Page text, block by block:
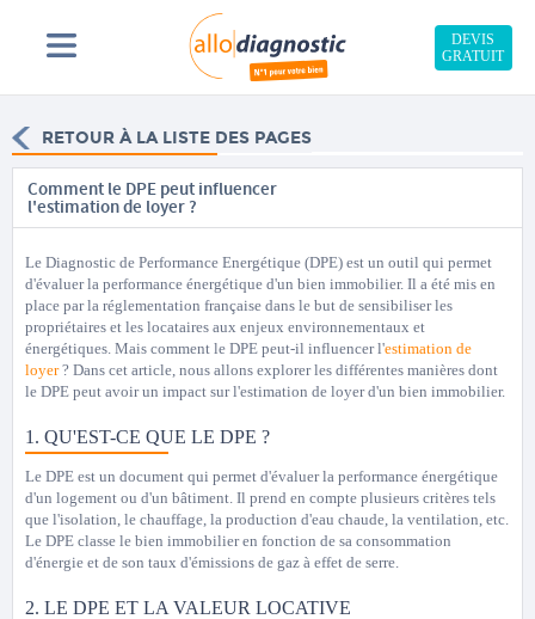
DEVIS
GRATUIT
RETOUR À LA LISTE DES PAGES
Comment le DPE peut influencer
l'estimation de loyer ?
Le Diagnostic de Performance Energétique (DPE) est un outil qui permet
d'évaluer la performance énergétique d'un bien immobilier. Il a été mis en
place par la réglementation française dans le but de sensibiliser les
propriétaires et les locataires aux enjeux environnementaux et
énergétiques. Mais comment le DPE peut-il influencer l'estimation de
loyer? Dans cet article, nous allons explorer les différentes manières dont
le DPE peut avoir un impact sur l'estimation de loyer d'un bien immobilier.
1. QU'EST-CE QUE LE DPE ?
Le DPE est un document qui permet d'évaluer la performance énergétique
d'un logement ou d'un bâtiment. Il prend en compte plusieurs critères tels
que l'isolation, le chauffage, la production d'eau chaude, la ventilation, etc.
Le DPE classe le bien immobilier en fonction de sa consommation
d'énergie et de son taux d'émissions de gaz à effet de serre.
2. LE DPE ET LA VALEUR LOCATIVE